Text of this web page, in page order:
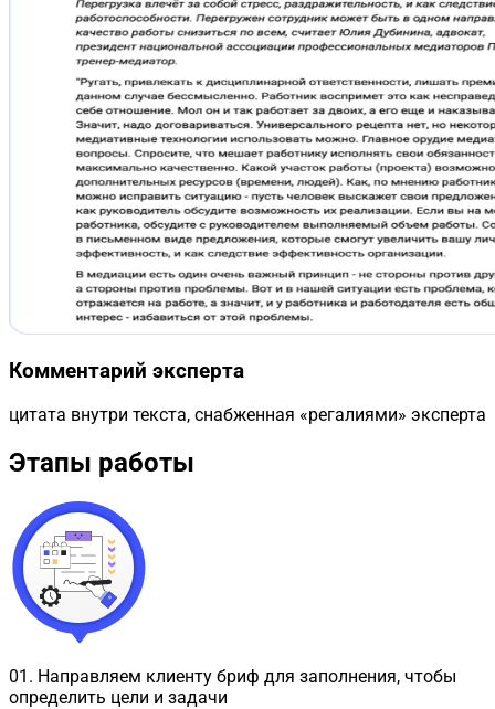
Комментарий эксперта
цитата внутри текста, снабженная «регалиями» эксперта
Этапы работы
01 . Направляем клиенту бриф для заполнения, чтобы
определить цели и задачи